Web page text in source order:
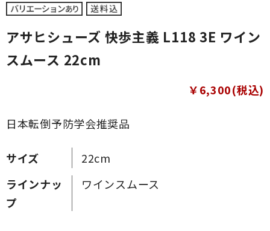
アサヒシューズ 快歩主義 L118 3E ワイン
スムース 22cm
日本転倒予防学会推奨品
￥6,300(税込)
サイズ
22cm
ラインナッ
プ
ワインスムース